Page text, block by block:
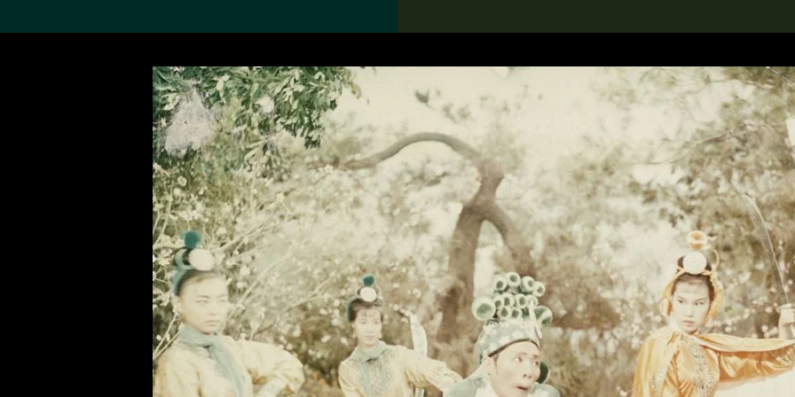
搜索M+藏品 Search the Collection
19,052个结果
关于M+藏品
探索世界顶级的二十及二十
一世纪视觉文化藏品。